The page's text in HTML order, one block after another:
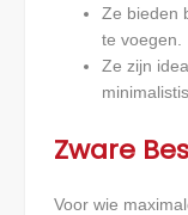
Ze bieden
te voegen.
Ze zijn
Zware
Voor wie